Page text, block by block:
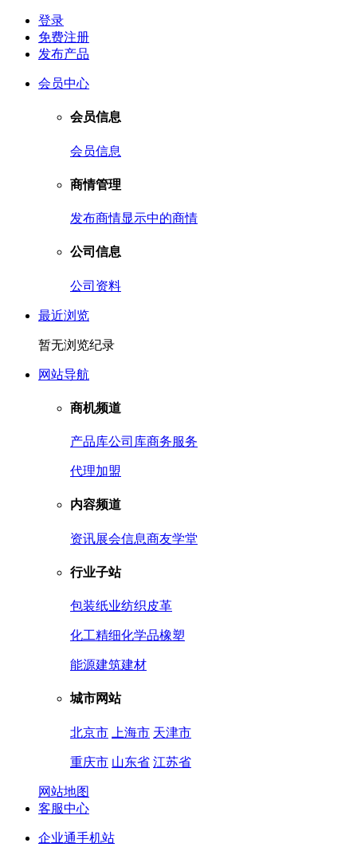
登录
免费注册
发布产品
会员中心
会员信息
会员信息
商情管理
发布商情显示中的商情
公司信息
公司资料
最近浏览
暂无浏览纪录
网站导航
商机频道
产品库公司库商务服务
代理加盟
内容频道
资讯展会信息商友学堂
行业子站
包装纸业纺织皮革
化工精细化学品橡塑
能源建筑建材
城市网站
北京市 上海市 天津市
重庆市 山东省 江苏省
网站地图
客服中心
企业通手机站